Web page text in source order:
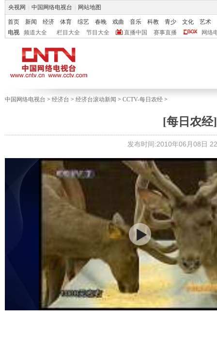
央视网 中国网络电视台 网站地图
首页 新闻 经济 体育 综艺 春晚 戏曲 音乐 科教 青少 文化
艺术
电视
频道大全 栏目大全 节目大全 直播中国 赛事直播 网络
中国网络电视台 > 经济台 > 经济台滚动新闻 > CCTV-每日农经 >
[每日农经
发布时间:2010年06月08日